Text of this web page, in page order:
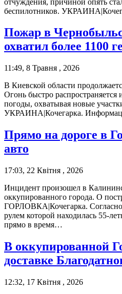
беспилотников.
Пожар в
охватил более 1100
11:49, 8 Травня , 2026
В Киевской области
Огонь быстро распространяется
погоды, охватывая новые
УКРАИНА|Кочегарка.
Прямо на дороге в
авто
17:03, 22 Квітня , 2026
Инцидент произошел в
оккупированного города. О
ГОРЛОВКА|Кочегарка.
рулем которой находилась 55-
прямо в время…
В оккупированной
доставке
12:32, 17 Квітня , 2026